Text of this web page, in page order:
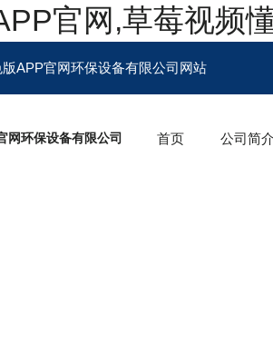
官网,草莓视频
APP官网环保设备有限公司网站
首页 公司简